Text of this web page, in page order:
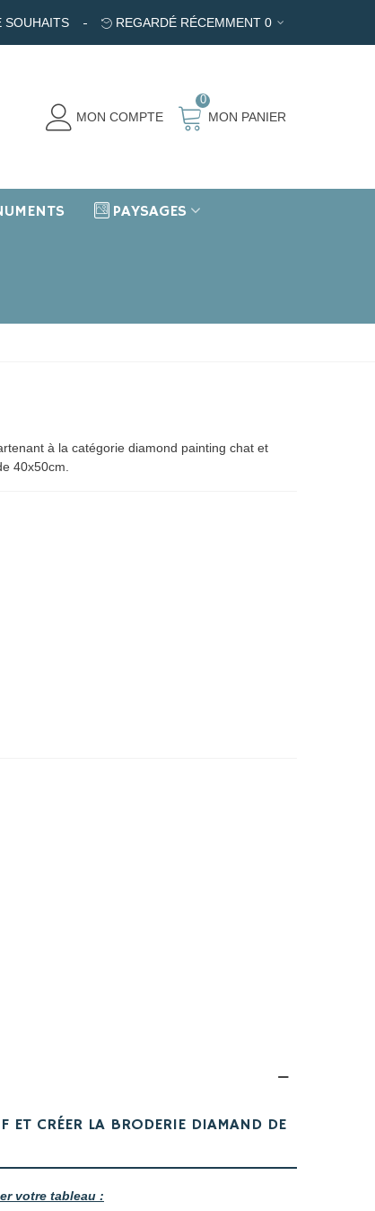
SOUHAITS REGARDÉ RÉCEMMENT 0
MON COMPTE
0
MON PANIER
PAYSAGES
à la catégorie diamond painting chat et
40x50cm.
ET CRÉER LA BRODERIE DIAMAND DE
votre tableau :